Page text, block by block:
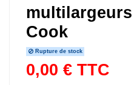
multilargeurs
Cook
Rupture de stock
0,00 € TTC